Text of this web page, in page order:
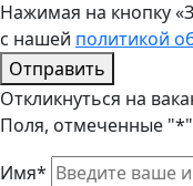
Нажимая на кнопку
с нашей политикой
Отправить
Откликнуться на
Поля, отмеченные
Имя*